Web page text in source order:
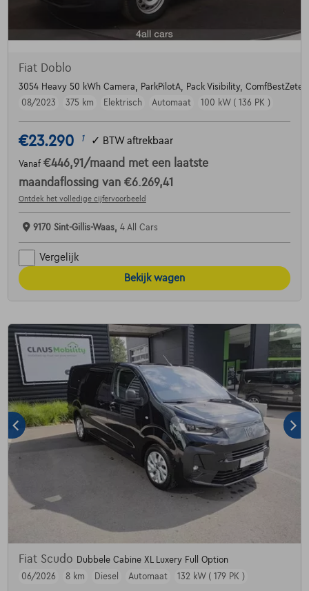
Fiat Doblo
3054 Heavy 50 kWh Camera, ParkPilotA, Pack Visibility,
08/2023
375 km Elektrisch Automaat 100 kW ( 136 PK )
€23.290 1 ✓ BTW aftrekbaar
Vanaf €446,91 /maand met een laatste
maandaflossing van €6.269,41
Ontdek het volledige cijfervoorbeeld
9170 Sint-Gillis-Waas, 4 All Cars
Vergelijk
Bekijk wagen
Fiat Scudo Dubbele Cabine XL Luxery Full Option
06/2026
8 km Diesel Automaat 132 kW ( 179 PK )